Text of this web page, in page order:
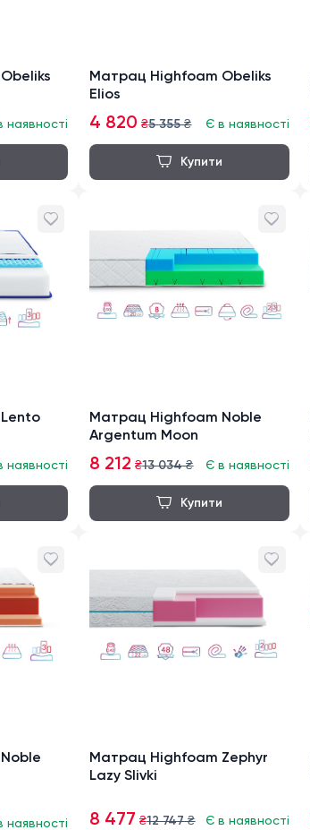
наявності
Матрац Highfoam Obeliks
Elios
4 820 ₴5 355₴ Є в наявності
наявності
Матрац Highfoam Noble
Argentum Moon
8 212 ₴13 034₴ Є в наявності
наявності
Матрац Highfoam Zephyr
Lazy Slivki
8 477 ₴12 747₴ Є в наявності